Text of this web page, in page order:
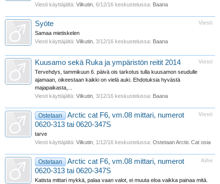
Viesti käyttäjältä: Vilkutin 6/12/16 keskustelussa: Baana
Viesti
Syöte
Samaa mietiskelen
Viesti käyttäjältä: Vilkutin 3/12/16 keskustelussa: Baana
Viesti
Kuusamo sekä Ruka ja ympäristön reitit 2014
Tervehdys, tammikuun 6. päivä ois tarkotus tulla kuusamon seudulle
ajamaan, oikeestaan kaikki on vielä auki. Ehdotuksia hyvästä
majapaikasta,...
Viesti käyttäjältä: Vilkutin 3/12/16 keskustelussa: Baana
Viesti
Ostetaan
Arctic cat F6, vm.08 mittari, numerot
0620-313 tai 0620-347S
tarve
Viesti käyttäjältä: Vilkutin 1/12/16 keskustelussa: Ostetaan Arctic Cat osia
Aihe
Ostetaan
Arctic cat F6, vm.08 mittari, numerot
0620-313 tai 0620-347S
Katista mittari mykkä, palaa vaan valot, ei muuta eloa vaikka painaa mitä.